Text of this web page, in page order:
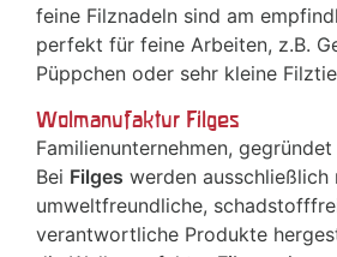
feine Filznadeln sind am
perfekt für feine Arbeiten, z.B.
Püppchen oder sehr kleine
Wolmanufaktur Filges
Familienunternehmen,
Bei Filges werden ausschließlich
umweltfreundliche,
verantwortliche Produkte